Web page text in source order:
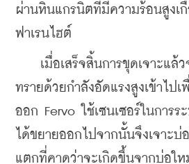
ผ่านหินแกรนิตที่มีความร้อนสูงเ
ฟาเรนไฮต์
เมื่อเสร็จสิ้นการขุดเจาะแล้ว
ทรายด้วยกำลังอัดแรงสูงเข้าไป
ออก Fervo ใช้เซนเซอร์ในการ
ได้ขยายออกไปจากนั้นจึงเจาะบ่
แตกที่คาดว่าจะเกิดขึ้นจากบ่อใ